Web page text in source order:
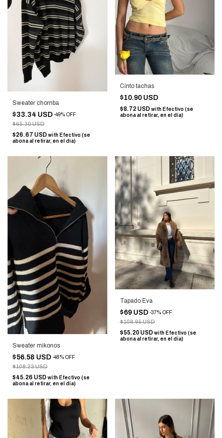
Sweater chomba
$33.34 USD -49% OFF
$65.30 USD
$26.67 USD with Efectivo (se
abona al retirar, en el día)
Cinto tachas
$10.90 USD
$8.72 USD with Efectivo (se
abona al retirar, en el día)
Sweater mikonos
$56.58 USD -48% OFF
$108.23 USD
$45.26 USD with Efectivo (se
abona al retirar, en el día)
Tapado Eva
$69 USD -37% OFF
$108.95 USD
$55.20 USD with Efectivo (se
abona al retirar, en el día)